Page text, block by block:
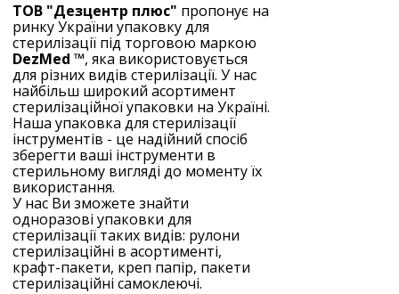
ТОВ "Дезцентр плюс" пропонує на
ринку України упаковку для
стерилізації під торговою маркою
DezMed ™, яка використовується
для різних видів стерилізації. У нас
найбільш широкий асортимент
стерилізаційної упаковки на Україні.
Наша упаковка для стерилізації
інструментів - це надійний спосіб
зберегти ваші інструменти в
стерильному вигляді до моменту їх
використання.
У нас Ви зможете знайти
одноразові упаковки для
стерилізації таких видів: рулони
стерилізаційні в асортименті,
крафт-пакети, креп папір, пакети
стерилізаційні самоклеючі.